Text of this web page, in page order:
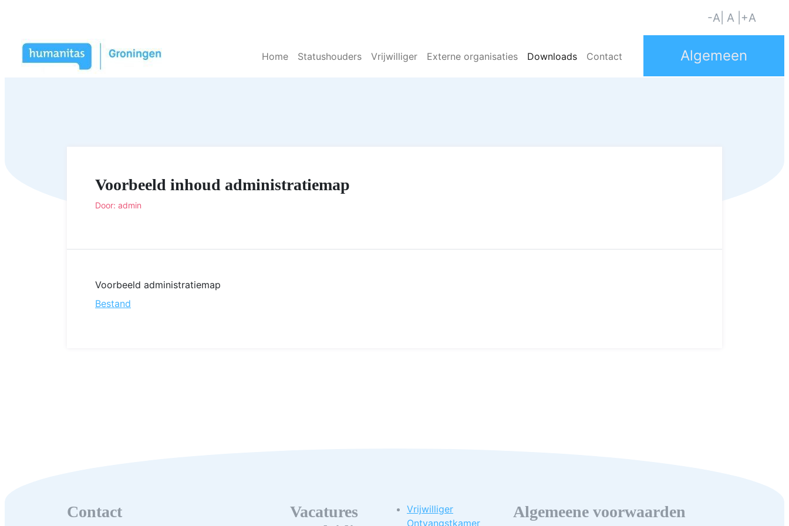
-A | A | +A
Home Statushouders Vrijwilliger Externe organisaties Downloads Contact
Voorbeeld inhoud administratiemap
Door: admin
Voorbeeld administratiemap
Bestand
Contact
Vacatures
Vrijwilliger
Ontvangstkamer
Algemeene voorwaarden